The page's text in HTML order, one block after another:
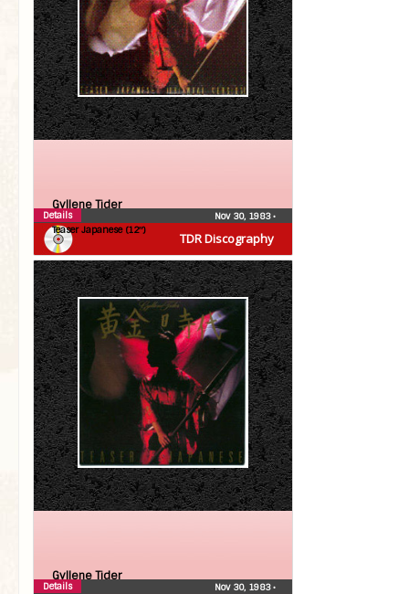
TDR Discography
Gyllene Tider
Teaser Japanese (12″)
Nov 30, 1983•
Details
Gyllene Tider
Nov 30, 1983•
Details